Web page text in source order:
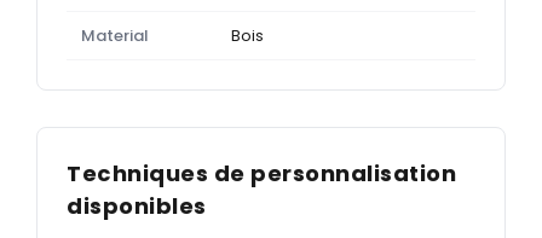
Material Bois
Techniques de personnalisation
disponibles